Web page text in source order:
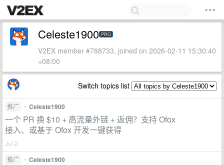
Celeste1900 PRO
V2EX member #788733, joined on 2026-02-11 15:30:40
+08:00
Switch topics list
推广 • Celeste1900
一个 PR 换 $10 + 高流量外链 + 返佣？支持 Ofox
接入、或基于 Ofox 开发一键获得
Jul 2
推广
• Celeste1900